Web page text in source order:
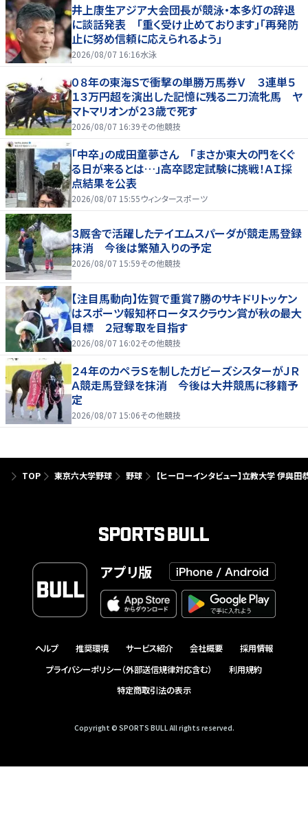
井上康生アジア大会団長が競泳・本多灯の辞退
に談話発表 「重く受け止めております」「再発防
止に努め信頼に応えられるよう」
2026/08/07 16:16水泳
０８年の東海Ｓで衝撃の単勝万馬券Ｖ ３連単５
１３万円超を演出した記憶に残る二刀流牝馬 ヤ
マトマリオンが２３歳で死す
2026/08/07 16:39その他競技
「中卒」の成田童夢さん 「まさか東大の門をくぐ
る日が来るとは…」高卒認定試験に挑戦！ＡＩ採
点結果を公表
2026/08/07 15:55ウィンタースポーツ
３厩舎で活躍したテイエムスパーダが競走馬登録
抹消 今後は繁殖入りの予定
2026/08/07 15:59その他競技
【注目馬動向】佐賀で重賞７勝のサキドリトッケン
はスポーツ報知杯ロータスクラウン賞が秋の最大
目標 ２冠奪取を目指す
2026/08/07 16:02その他競技
２４年のカペラＳを制したガビーズシスターがＪＲ
Ａ競走馬登録を抹消 今後は大井競馬に移籍予
定
2026/08/07 15:06その他競技
TOP 東京六大学野球 野球 【ヒーローインタビュー】立教大学 伊與
アプリ版
ヘルプ 推奨環境 サービス紹介 会社概要
採用情報
プライバシーポリシー（外部送信規律対応含む）
利用規約
特定商取引法の表示
Copyright © SPORTS BULL All rights reserved.